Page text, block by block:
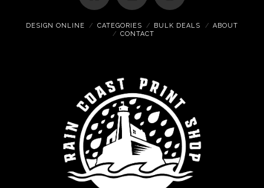
DESIGN ONLINE CATEGORIES BULK DEALS
ABOUT
CONTACT